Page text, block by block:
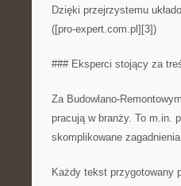
Dzięki przejrzystemu
([pro-expert.com.pl][3])
### Eksperci stojący za
Za Budowlano-
pracują w branży. To m.in.
skomplikowane
Każdy tekst przygotowany